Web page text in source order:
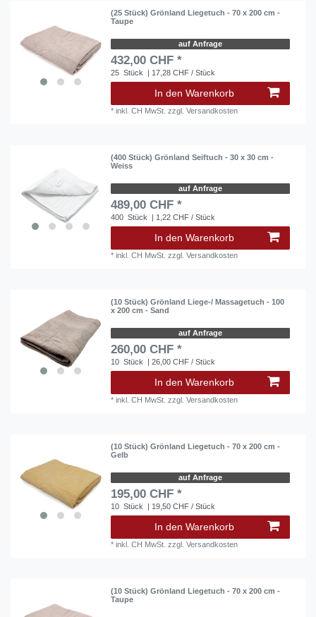
(25 Stück) Grönland Liegetuch - 70 x 200 cm -
Taupe
auf Anfrage
432,00 CHF *
25 Stück | 17,28 CHF / Stück
In den Warenkorb
*inkl. CH MwSt. zzgl.Versandkosten
(400 Stück) Grönland Seiftuch - 30 x 30 cm -
Weiss
auf Anfrage
489,00 CHF *
400 Stück | 1,22 CHF / Stück
In den Warenkorb
*inkl. CH MwSt. zzgl.Versandkosten
(10 Stück) Grönland Liege-/ Massagetuch - 100
x 200 cm - Sand
auf Anfrage
260,00 CHF *
10 Stück | 26,00 CHF / Stück
In den Warenkorb
*inkl. CH MwSt. zzgl.Versandkosten
(10 Stück) Grönland Liegetuch - 70 x 200 cm -
Gelb
auf Anfrage
195,00 CHF *
10 Stück | 19,50 CHF / Stück
In den Warenkorb
*inkl. CH MwSt. zzgl.Versandkosten
(10 Stück) Grönland Liegetuch - 70 x 200 cm -
Taupe